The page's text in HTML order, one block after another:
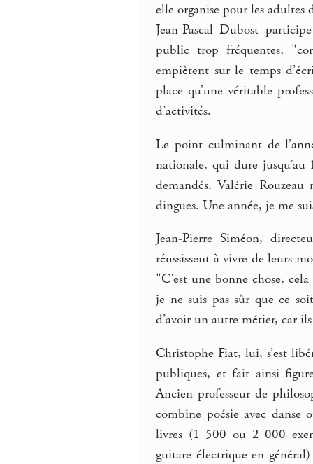
elle organise pour les adultes
Jean-Pascal Dubost
public trop fréquentes,
empiètent sur le temps
place qu’une véritable
d’activités.
Le point culminant de
nationale, qui dure jusqu’au
demandés. Valérie
dingues. Une année, je me
Jean-Pierre Siméon,
réussissent à vivre de leurs
"C’est une bonne chose,
je ne suis pas sûr que ce
d’avoir un autre métier, car
Christophe Fiat, lui, s’est
publiques, et fait ainsi
Ancien professeur de
combine poésie avec
livres (1 500 ou 2 000
guitare électrique en